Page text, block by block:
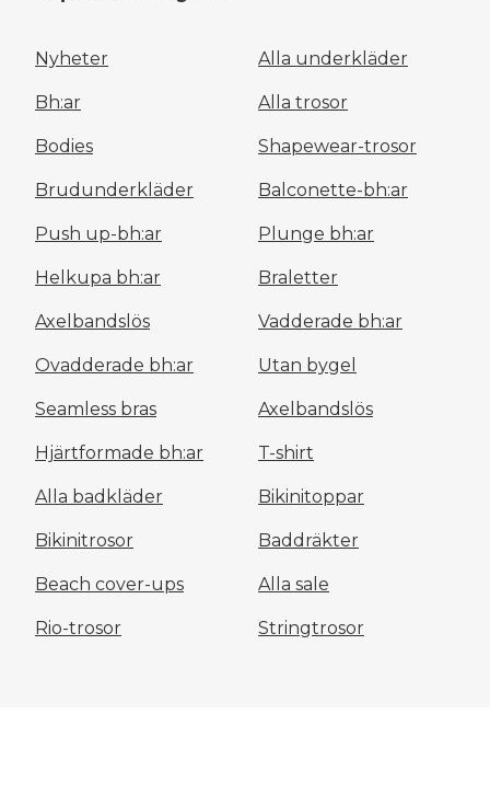
Nyheter Alla underkläder
Bh:ar Alla trosor
Bodies Shapewear-trosor
Brudunderkläder Balconette-bh:ar
Push up-bh:ar Plunge bh:ar
Helkupa bh:ar Braletter
Axelbandslös Vadderade bh:ar
Ovadderade bh:ar Utan bygel
Seamless bras Axelbandslös
Hjärtformade bh:ar T-shirt
Alla badkläder Bikinitoppar
Bikinitrosor Baddräkter
Beach cover-ups Alla sale
Rio-trosor Stringtrosor